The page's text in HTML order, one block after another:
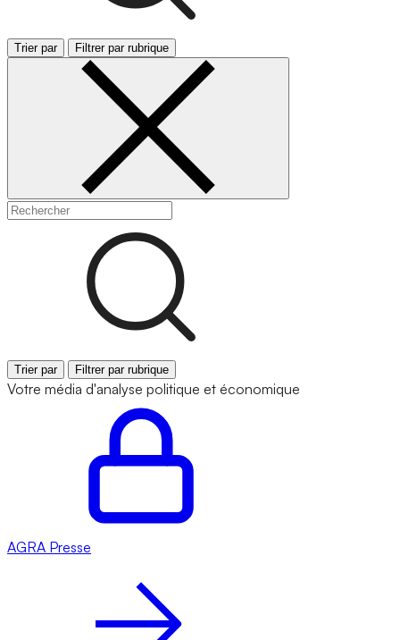
Trier par Filtrer par rubrique
Trier par Filtrer par rubrique
Votre média d'analyse politique et économique
AGRA Presse